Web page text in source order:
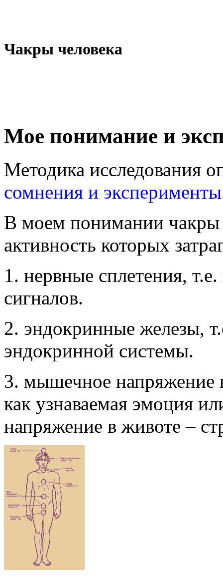
Чакры человека
Мое понимание и
Методика исследования
сомнения и эксперименты
В моем понимании чакры
активность которых
1. нервные сплетения,
сигналов.
2. эндокринные железы,
эндокринной системы.
3. мышечное напряжение
как узнаваемая эмоция
напряжение в животе –